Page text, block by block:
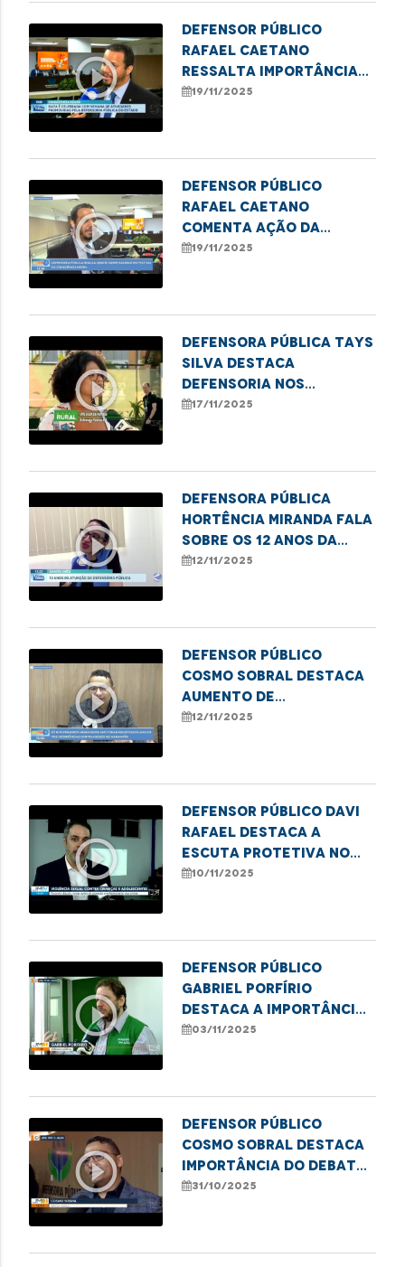
play_circle_outline
Defensor público
Rafael Caetano
ressalta importância
do II Festival Cultural
19/11/2025
play_circle_outline
Defensor público
Rafael Caetano
comenta ação da
DPE/MA no II Festival da
19/11/2025
play_circle_outline
Defensora pública Tays
Silva destaca
Defensoria nos
Babaçuais durante a
17/11/2025
play_circle_outline
Defensora Pública
Hortência Miranda fala
sobre os 12 anos da
DPE/MA em Santa Inês
12/11/2025
play_circle_outline
Defensor Público
Cosmo Sobral destaca
aumento de
atendimentos por
12/11/2025
play_circle_outline
Defensor Público Davi
Rafael destaca a
escuta protetiva no
combate à violência
10/11/2025
play_circle_outline
Defensor público
Gabriel Porfírio
destaca a importância
da Semana Nacional da
03/11/2025
play_circle_outline
Defensor público
Cosmo Sobral destaca
importância do debate
sobre o uso medicinal
31/10/2025